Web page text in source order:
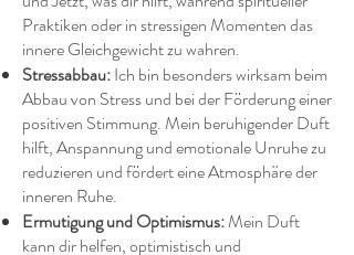
Praktiken oder in stressigen Momenten das
innere Gleichgewicht zu wahren.
Stressabbau:Ich bin besonders wirksam beim
Abbau von Stress und bei der Förderung einer
positiven Stimmung. Mein beruhigender Duft
hilft, Anspannung und emotionale Unruhe zu
reduzieren und fördert eine Atmosphäre der
inneren Ruhe.
Ermutigung und Optimismus:Mein Duft
kann dir helfen, optimistisch und